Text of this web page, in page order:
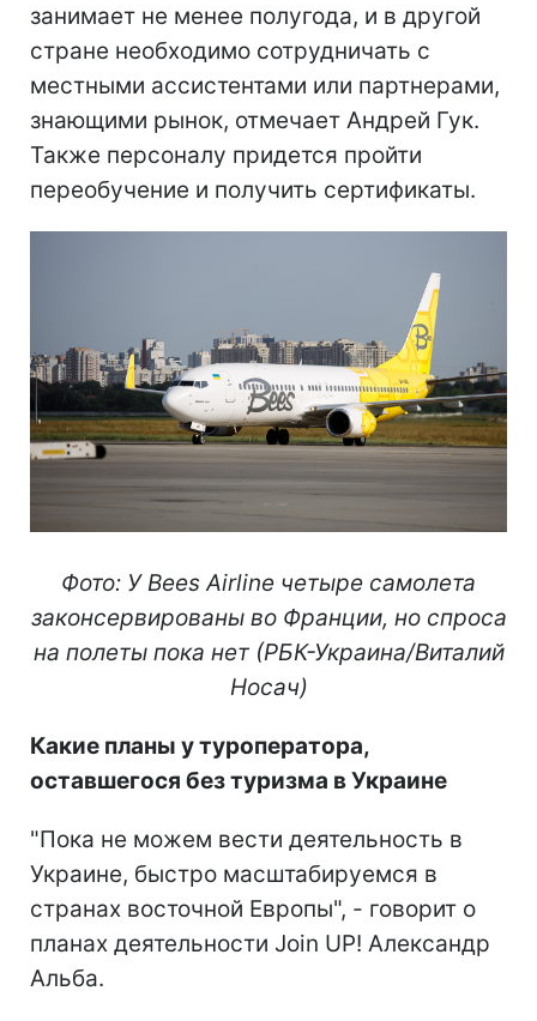
занимает не менее полугода, и в другой
стране необходимо сотрудничать с
местными ассистентами или партнерами,
знающими рынок, отмечает Андрей Гук.
Также персоналу придется пройти
переобучение и получить сертификаты.
Фото: У Bees Airline четыре самолета
законсервированы во Франции, но спроса
на полеты пока нет (РБК-Украина/Виталий
Носач)
Какие планы у туроператора,
оставшегося без туризма в Украине
"Пока не можем вести деятельность в
Украине, быстро масштабируемся в
странах восточной Европы", - говорит о
планах деятельности Join UP! Александр
Альба.